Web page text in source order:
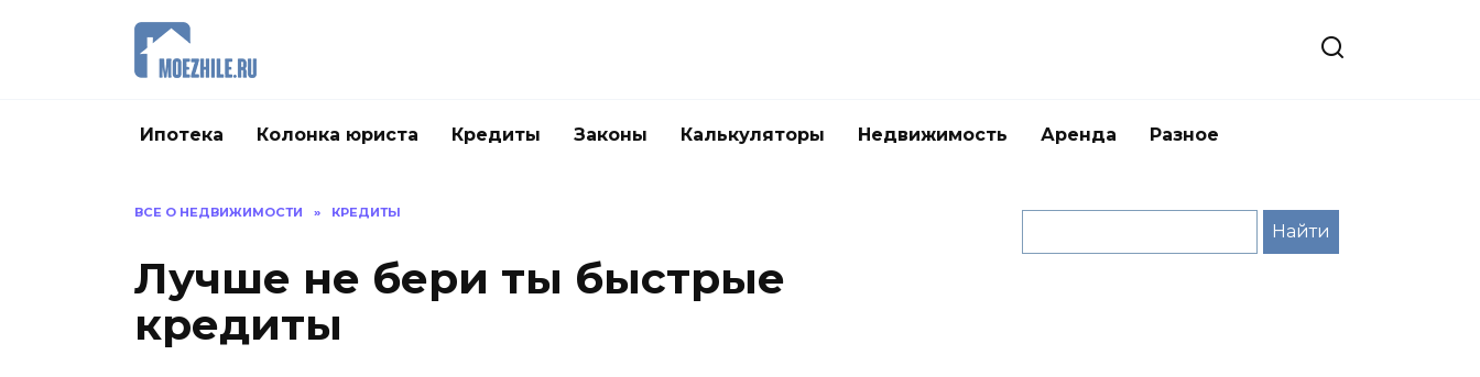
Ипотека Колонка юриста Кредиты Законы Калькуляторы Недвижимость Аренда Разное
ВСЕ О НЕДВИЖИМОСТИ » КРЕДИТЫ
Лучше не бери ты быстрые
кредиты